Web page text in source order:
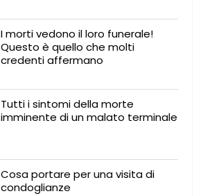
I morti vedono il loro funerale!
Questo è quello che molti
credenti affermano
Tutti i sintomi della morte
imminente di un malato terminale
Cosa portare per una visita di
condoglianze